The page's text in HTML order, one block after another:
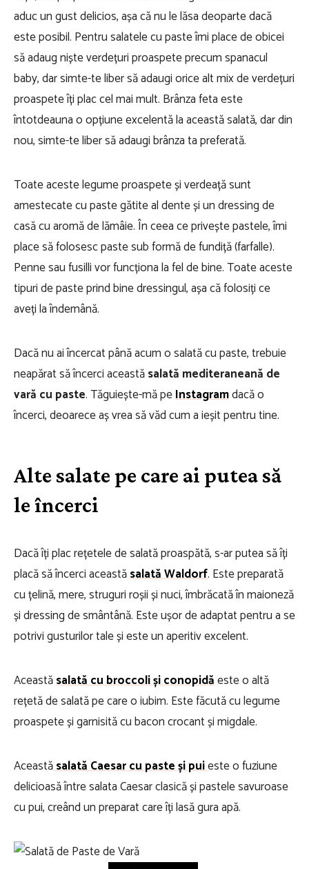
aduc un gust delicios, așa că nu le lăsa deoparte dacă
este posibil. Pentru salatele cu paste îmi place de obicei
să adaug niște verdețuri proaspete precum spanacul
baby, dar simte-te liber să adaugi orice alt mix de verdețuri
proaspete îți plac cel mai mult. Brânza feta este
întotdeauna o opțiune excelentă la această salată, dar din
nou, simte-te liber să adaugi brânza ta preferată.
Toate aceste legume proaspete și verdeață sunt
amestecate cu paste gătite al dente și un dressing de
casă cu aromă de lămâie. În ceea ce privește pastele, îmi
place să folosesc paste sub formă de fundiță (farfalle).
Penne sau fusilli vor funcționa la fel de bine. Toate aceste
tipuri de paste prind bine dressingul, așa că folosiți ce
aveți la îndemână.
Dacă nu ai încercat până acum o salată cu paste, trebuie
neapărat să încerci aceastăsalată mediteraneană de
vară cu paste. Tăguiește-mă peInstagramdacă o
încerci, deoarece aș vrea să văd cum a ieșit pentru tine.
Alte salate pe care ai putea să
le încerci
Dacă îți plac rețetele de salată proaspătă, s-ar putea să îți
placă să încerci aceastăsalată Waldorf. Este preparată
cu țelină, mere, struguri roșii și nuci, îmbrăcată în maioneză
și dressing de smântână. Este ușor de adaptat pentru a se
potrivi gusturilor tale și este un aperitiv excelent.
Aceastăsalată cu broccoli și conopidăeste o altă
rețetă de salată pe care o iubim. Este făcută cu legume
proaspete și garnisită cu bacon crocant și migdale.
Aceastăsalată Caesar cu paste și puieste o fuziune
delicioasă între salata Caesar clasică și pastele savuroase
cu pui, creând un preparat care îți lasă gura apă.